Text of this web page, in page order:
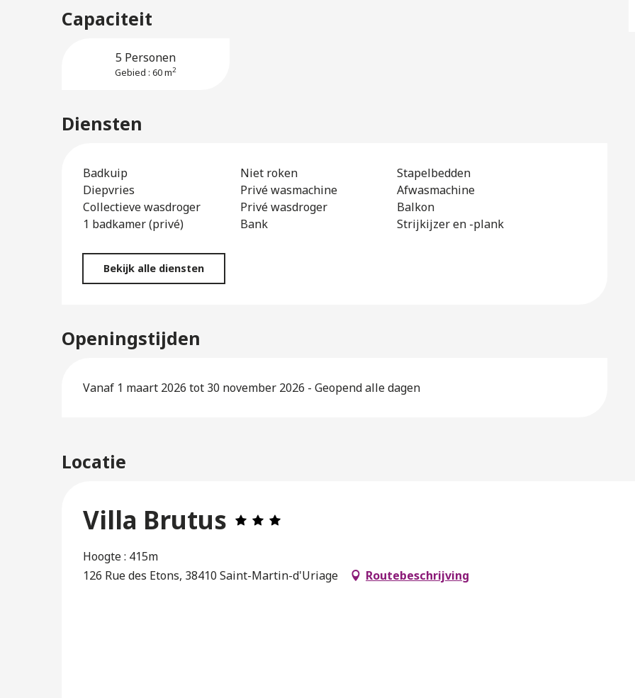
Capaciteit
5 Personen
Gebied : 60 m2
Diensten
Badkuip Niet roken
Stapelbedden
Diepvries
Privé wasmachine
Afwasmachine
Collectieve wasdroger
Privé wasdroger
Balkon
1 badkamer (privé)
Bank Strijkijzer en -plank
Bekijk alle diensten
Openingstijden
Vanaf 1 maart 2026 tot 30 november 2026 - Geopend alle dagen
Locatie
Villa Brutus
Hoogte : 415m
126 Rue des Etons, 38410 Saint-Martin-d'Uriage
Routebeschrijving